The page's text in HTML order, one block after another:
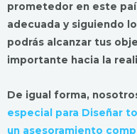
prometedor en este
adecuada y siguiendo
podrás alcanzar tus
importante hacia la
De igual forma,
especial para Diseñar
un asesoramiento